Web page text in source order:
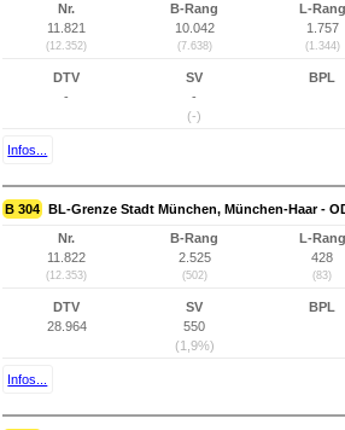
Nr.
11.821
(12.352)
B-Rang
10.042
(7.638)
L-Rang
1.757
(1.344)
DTV
-
SV
-
(-)
BPL
Infos...
B 304 BL-Grenze Stadt München, München-Haar -
Nr.
11.822
(12.353)
B-Rang
2.525
(502)
L-Rang
428
(83)
DTV
28.964
SV
550
(1,9%)
BPL
Infos...